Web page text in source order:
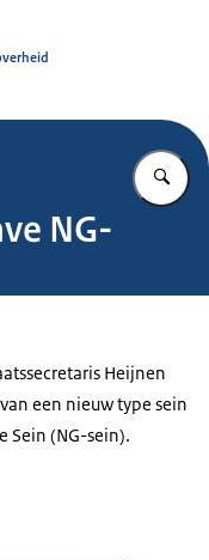
NG-
Heijnen
een nieuw type sein
Sein (NG-sein).